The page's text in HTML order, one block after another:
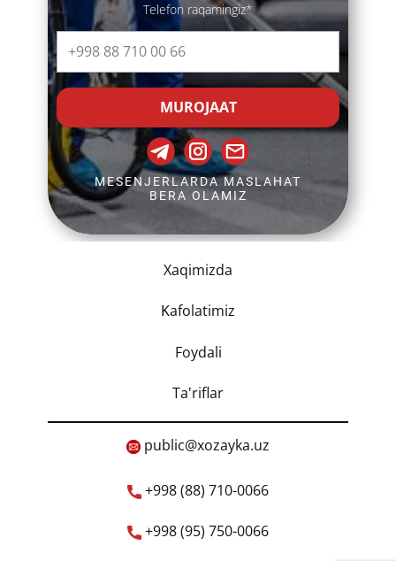
Telefon raqamingiz*
MUROJAAT
MESENJERLARDA MASLAHAT
BERA OLAMIZ
Xaqimizda
Kafolatimiz
Foydali
Ta'riflar
​public@xozayka.uz
+998 (88) 710-0066
+998 (95) 750-0066